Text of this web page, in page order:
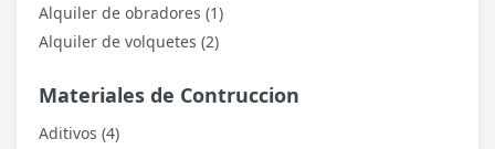
Alquiler de obradores (1)
Alquiler de volquetes (2)
Materiales de Contruccion
Aditivos (4)